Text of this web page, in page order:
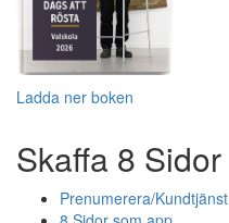
Ladda ner boken
Skaffa 8 Sidor
Prenumerera/Kundtjänst